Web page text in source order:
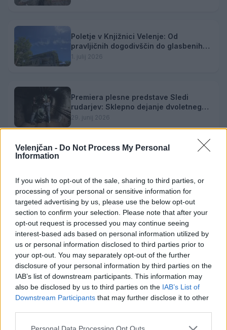
Velenjčan - Do Not Process My Personal
Information
If you wish to opt-out of the sale, sharing to third parties, or
processing of your personal or sensitive information for
targeted advertising by us, please use the below opt-out
section to confirm your selection. Please note that after your
opt-out request is processed you may continue seeing
interest-based ads based on personal information utilized by
us or personal information disclosed to third parties prior to
your opt-out. You may separately opt-out of the further
disclosure of your personal information by third parties on the
IAB’s list of downstream participants. This information may
also be disclosed by us to third parties on the IAB’s List of
Downstream Participants that may further disclose it to other
Personal Data Processing Opt Outs
Poletje v Knjižnici Velenje: Od
pravljičnih dogodivščin do glasbenih
zgodb in popotniških utrinkov
1. julij 2026
Premiera plesne predstave Sledi
rudarjev: Sklepno dejanje dvoletnega
projekta
29. junij 2026
26. junij 2026
Opozorilo:Po 297. členu Kazenskega zakonika je
posameznik kazensko odgovoren za javno spodbujanje
sovraštva, nasilja ali nestrpnosti. Komentarji z žaljivimi,
rasističnimi, diskriminatornimi ali nezakonitimi vsebinami
bodo odstranjeni. Pravila komentiranja →